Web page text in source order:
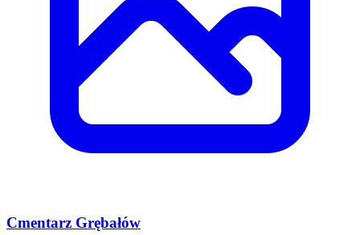
Cmentarz Grębałów